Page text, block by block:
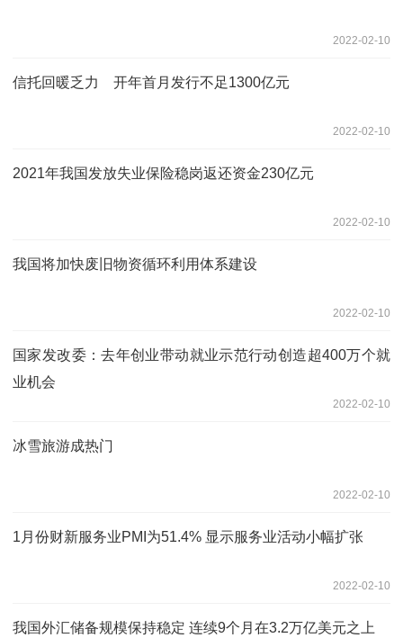
2022-02-10
信托回暖乏力 开年首月发行不足1300亿元
2022-02-10
2021年我国发放失业保险稳岗返还资金230亿元
2022-02-10
我国将加快废旧物资循环利用体系建设
2022-02-10
国家发改委：去年创业带动就业示范行动创造超400万个就
业机会
2022-02-10
冰雪旅游成热门
2022-02-10
1月份财新服务业PMI为51.4% 显示服务业活动小幅扩张
2022-02-10
我国外汇储备规模保持稳定 连续9个月在3.2万亿美元之上